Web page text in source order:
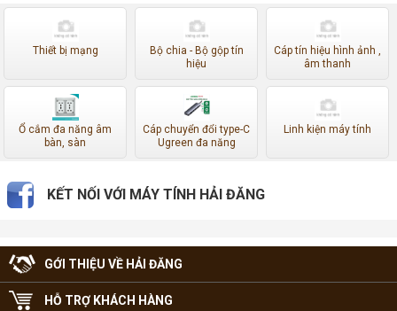
Thiết bị mạng
Bộ chia - Bộ gộp tín
hiệu
Cáp tín hiệu hình ảnh ,
âm thanh
Ổ cắm đa năng âm
bàn, sàn
Cáp chuyển đổi type-C
Ugreen đa năng
Linh kiện máy tính
KẾT NỐI VỚI MÁY TÍNH HẢI ĐĂNG
GỚI THIỆU VỀ HẢI ĐĂNG
HỖ TRỢ KHÁCH HÀNG